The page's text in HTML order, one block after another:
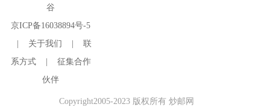
谷
京ICP备16038894号-5
关于我们
联
系方式
征集合作
伙伴
Copyright2005-2023 版权所有 炒邮网